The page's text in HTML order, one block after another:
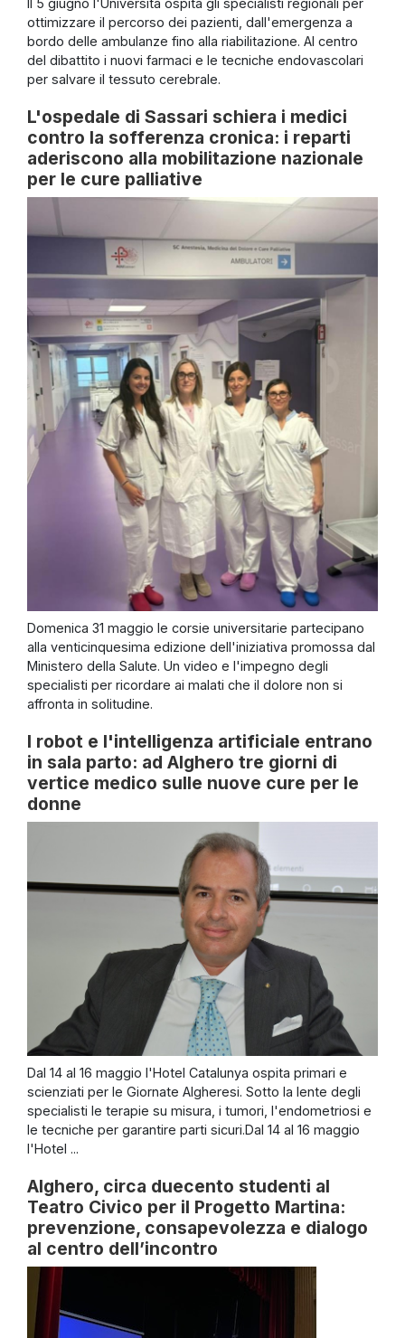
Il 5 giugno l'Università ospita gli specialisti regionali per
ottimizzare il percorso dei pazienti, dall'emergenza a
bordo delle ambulanze fino alla riabilitazione. Al centro
del dibattito i nuovi farmaci e le tecniche endovascolari
per salvare il tessuto cerebrale.
L'ospedale di Sassari schiera i medici
contro la sofferenza cronica: i reparti
aderiscono alla mobilitazione nazionale
per le cure palliative
Domenica 31 maggio le corsie universitarie partecipano
alla venticinquesima edizione dell'iniziativa promossa dal
Ministero della Salute. Un video e l'impegno degli
specialisti per ricordare ai malati che il dolore non si
affronta in solitudine.
I robot e l'intelligenza artificiale entrano
in sala parto: ad Alghero tre giorni di
vertice medico sulle nuove cure per le
donne
Dal 14 al 16 maggio l'Hotel Catalunya ospita primari e
scienziati per le Giornate Algheresi. Sotto la lente degli
specialisti le terapie su misura, i tumori, l'endometriosi e
le tecniche per garantire parti sicuri.Dal 14 al 16 maggio
l'Hotel ...
Alghero, circa duecento studenti al
Teatro Civico per il Progetto Martina:
prevenzione, consapevolezza e dialogo
al centro dell’incontro